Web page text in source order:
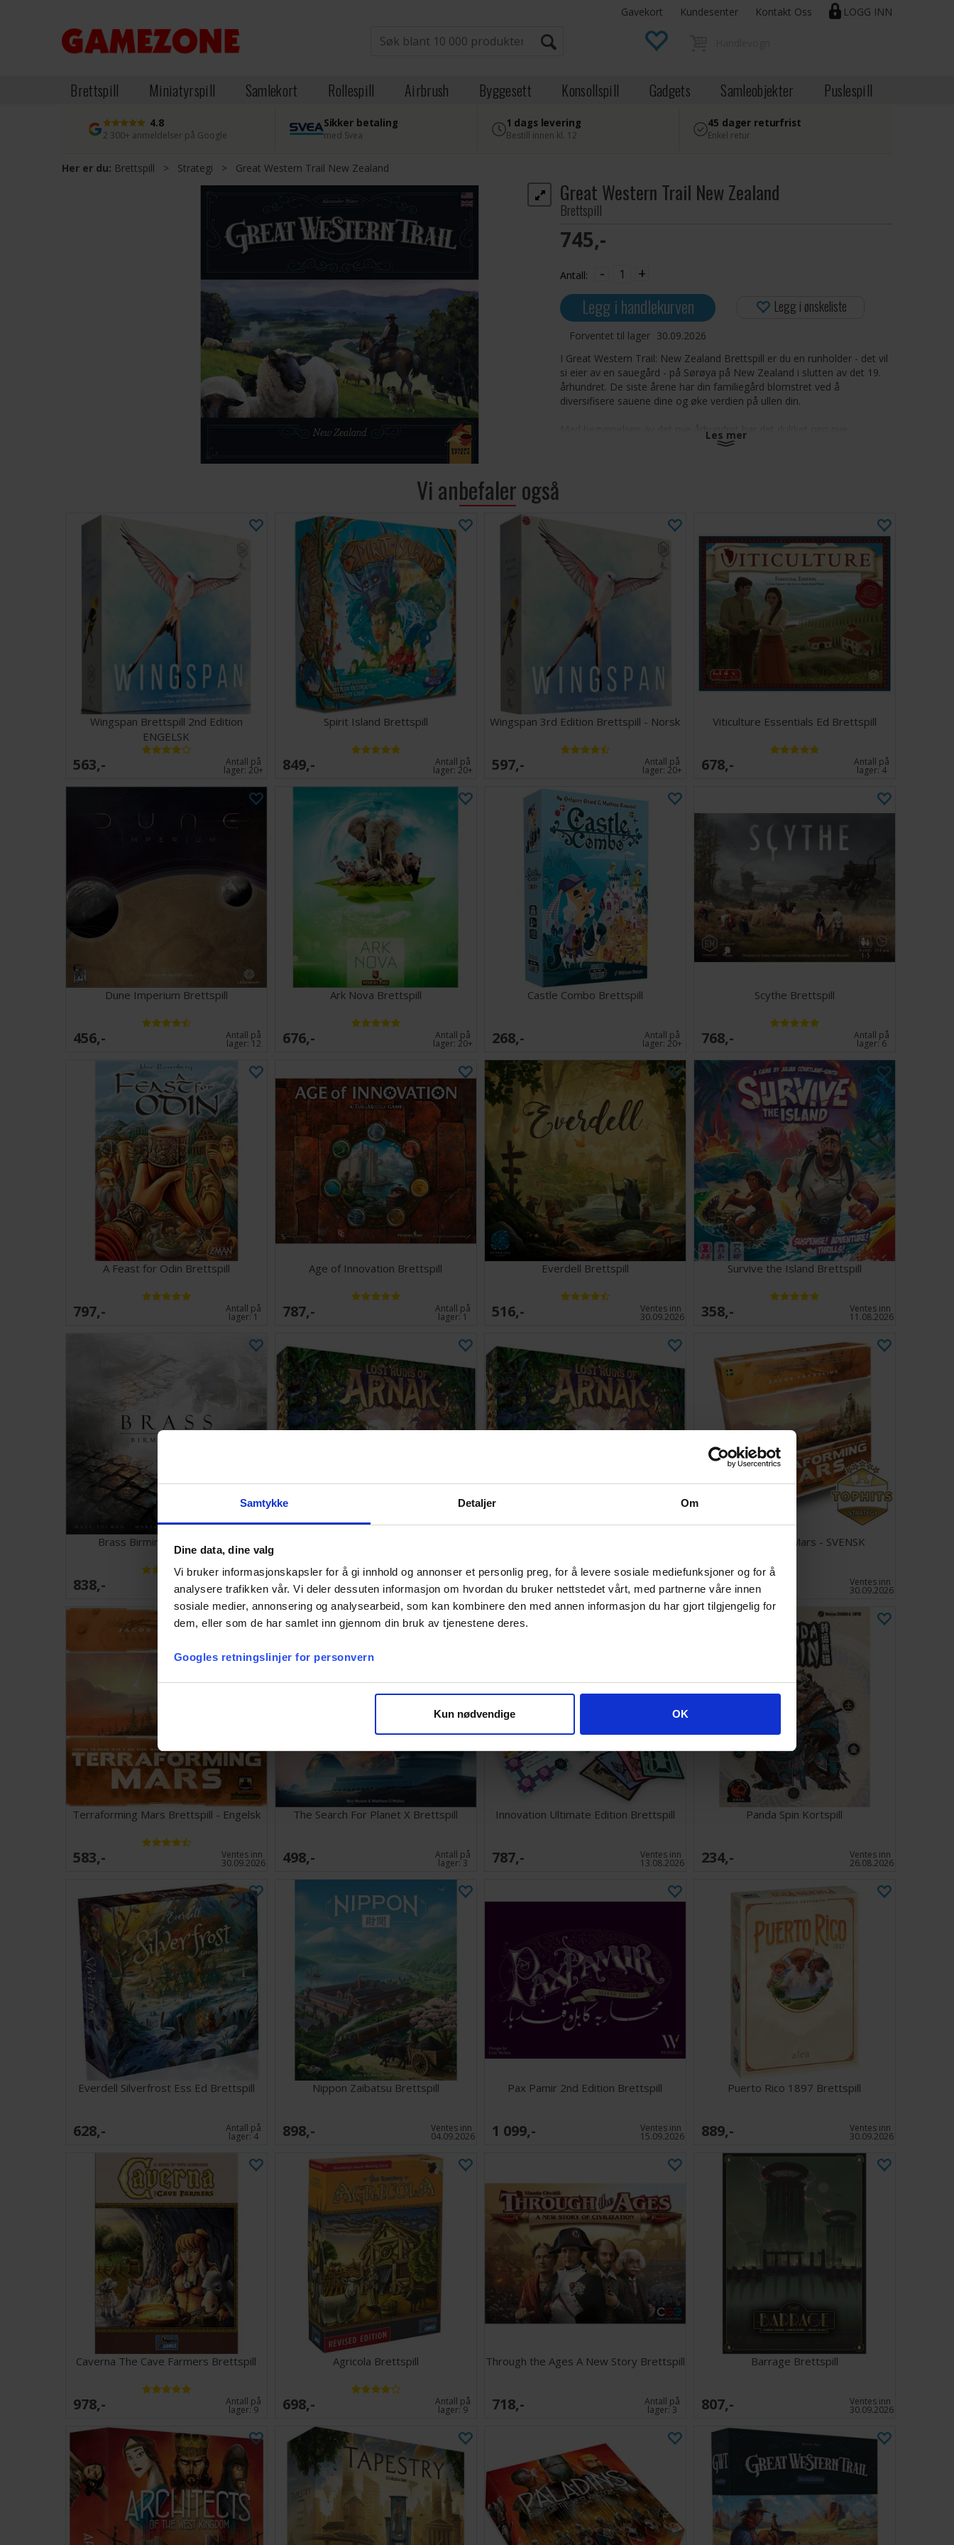
Samtykke Detaljer Om
Dine data, dine valg
Vi bruker informasjonskapsler for å gi innhold og annonser et personlig preg, for å levere sosiale mediefunksjoner og for å
analysere trafikken vår. Vi deler dessuten informasjon om hvordan du bruker nettstedet vårt, med partnerne våre innen
sosiale medier, annonsering og analysearbeid, som kan kombinere den med annen informasjon du har gjort tilgjengelig for
dem, eller som de har samlet inn gjennom din bruk av tjenestene deres.
Googles retningslinjer for personvern
Kun nødvendige OK
LOGG INN
Gavekort Kundesenter Kontakt Oss
Brettspill Miniatyrspill Samlekort Rollespill Airbrush Byggesett Konsollspill Gadgets Samleobjekter Puslespill
4.8
2 300+ anmeldelser på Google
Sikker betaling
med Svea
1 dags levering
Bestill innen kl. 12
45 dager returfrist
Enkel retur
Her er du: Brettspill > Strategi > Great Western Trail New Zealand
Great Western Trail New Zealand
Brettspill
745,-
Antall: - +
Legg i handlekurven
Forventet til lager 30.09.2026
Legg i ønskeliste
I Great Western Trail: New Zealand Brettspill er du en runholder - det vil
si eier av en sauegård - på Sørøya på New Zealand i slutten av det 19.
århundret. De siste årene har din familiegård blomstret ved å
diversifisere sauene dine og øke verdien på ullen din.
Med begynnelsen av det nye århundret har det dukket opp nye
utfordringer. I Great Western Trail New Zealand Brettspill må du skaffe
Spilletid: 75-150 minutter
Språk: Engelsk
Les mer
Vi anbefaler også
Wingspan Brettspill 2nd Edition
ENGELSK
563,- Antall på
lager:20+
Spirit Island Brettspill
849,- Antall på
lager:20+
Wingspan 3rd Edition Brettspill - Norsk
597,- Antall på
lager:20+
Viticulture Essentials Ed Brettspill
678,- Antall på
lager:4
Dune Imperium Brettspill
456,- Antall på
lager: 12
Ark Nova Brettspill
676,- Antall på
lager:20+
Castle Combo Brettspill
268,- Antall på
lager:20+
Scythe Brettspill
768,- Antall på
lager:6
A Feast for Odin Brettspill
797,- Antall på
lager:1
Age of Innovation Brettspill
787,- Antall på
lager:1
Everdell Brettspill
516,- Ventes inn
30.09.2026
Survive the Island Brettspill
358,- Ventes inn
11.08.2026
Brass Birmingham Brettspill
838,- 30.09.2026 583,- lager: 10 829,- lager:5
Terraforming Mars - SVENSK
769,- Ventes inn
30.09.2026
Terraforming Mars Brettspill - Engelsk
583,- Ventes inn
30.09.2026
The Search For Planet X Brettspill
498,- Antall på
lager:3
Innovation Ultimate Edition Brettspill
787,- Ventes inn
13.08.2026
Panda Spin Kortspill
234,- Ventes inn
26.08.2026
Everdell Silverfrost Ess Ed Brettspill
628,- Antall på
lager:4
Nippon Zaibatsu Brettspill
898,- Ventes inn
04.09.2026
Pax Pamir 2nd Edition Brettspill
1 099,- Ventes inn
15.09.2026
Puerto Rico 1897 Brettspill
889,- Ventes inn
30.09.2026
Caverna The Cave Farmers Brettspill
978,- Antall på
lager:9
Agricola Brettspill
698,- Antall på
lager:9
Through the Ages A New Story Brettspill
718,- Antall på
lager:3
Barrage Brettspill
807,- Ventes inn
30.09.2026